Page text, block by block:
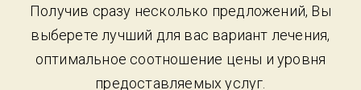
Получив сразу несколько предложений, Вы
выберете лучший для вас вариант лечения,
оптимальное соотношение цены и уровня
предоставляемых услуг.